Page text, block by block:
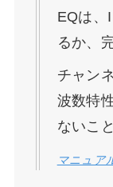
EQは、
るか、
チャン
波数特
ないこ
マニュア